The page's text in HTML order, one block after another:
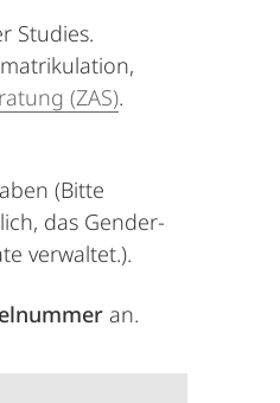
Studies.
(ZAS).
(Bitte
das Gender-
verwaltet.).
an.